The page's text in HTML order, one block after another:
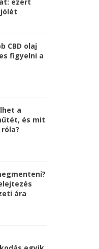
CBD olaj
figyelni a
a
és mit
ára